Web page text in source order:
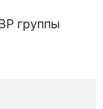
группы